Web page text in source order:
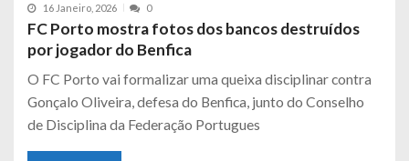
16 Janeiro, 2026 0
FC Porto mostra fotos dos bancos destruídos
por jogador do Benfica
O FC Porto vai formalizar uma queixa disciplinar contra
Gonçalo Oliveira, defesa do Benfica, junto do Conselho
de Disciplina da Federação Portugues